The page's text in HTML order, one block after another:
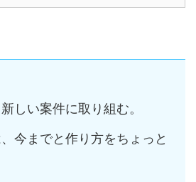
しい案件に取り組む。
今までと作り方をちょっと